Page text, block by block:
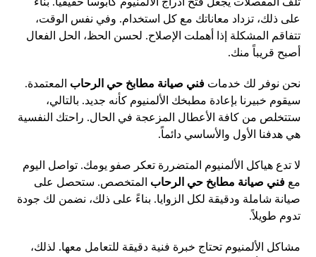
على ذلك، تزداد معاناتك مع كل استخدام. وفي نفس الوقت،
تتفاقم المشكلة إذا أهملت الإصلاح. لحسن الحظ، الحل الفعال
أصبح قريباً منك.
نحن نوفر لك خدماتفني صيانة مطابخ حي الرحاب المعتمدة.
سيقوم خبيرنا بإعادة مطبخك الألمنيوم كأنه جديد. بالتالي،
ستتخلص من كافة الأعطال المزعجة في الحال. راحتك النفسية
هي هدفنا الأول والأساسي دائماً.
لا تدع هياكل الألمنيوم المتضررة تعكر صفو يومك. تواصل اليوم
معفني صيانة مطابخ حي الرحاب المتخصص. ستحصل على
صيانة شاملة ودقيقة لكل الزوايا. بناءً على ذلك، نضمن لك جودة
تدوم طويلاً.
مشاكل الألمنيوم تحتاج خبرة فنية دقيقة للتعامل معها. لذلك،